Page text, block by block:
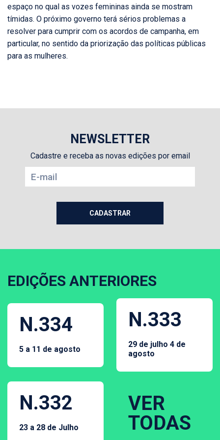
espaço no qual as vozes femininas ainda se mostram
tímidas. O próximo governo terá sérios problemas a
resolver para cumprir com os acordos de campanha, em
particular, no sentido da priorização das políticas públicas
para as mulheres.
NEWSLETTER
Cadastre e receba as novas edições por email
EDIÇÕES ANTERIORES
N.334
5 a 11 de agosto
N.333
29 de julho 4 de
agosto
N.332
23 a 28 de Julho
VER
TODAS